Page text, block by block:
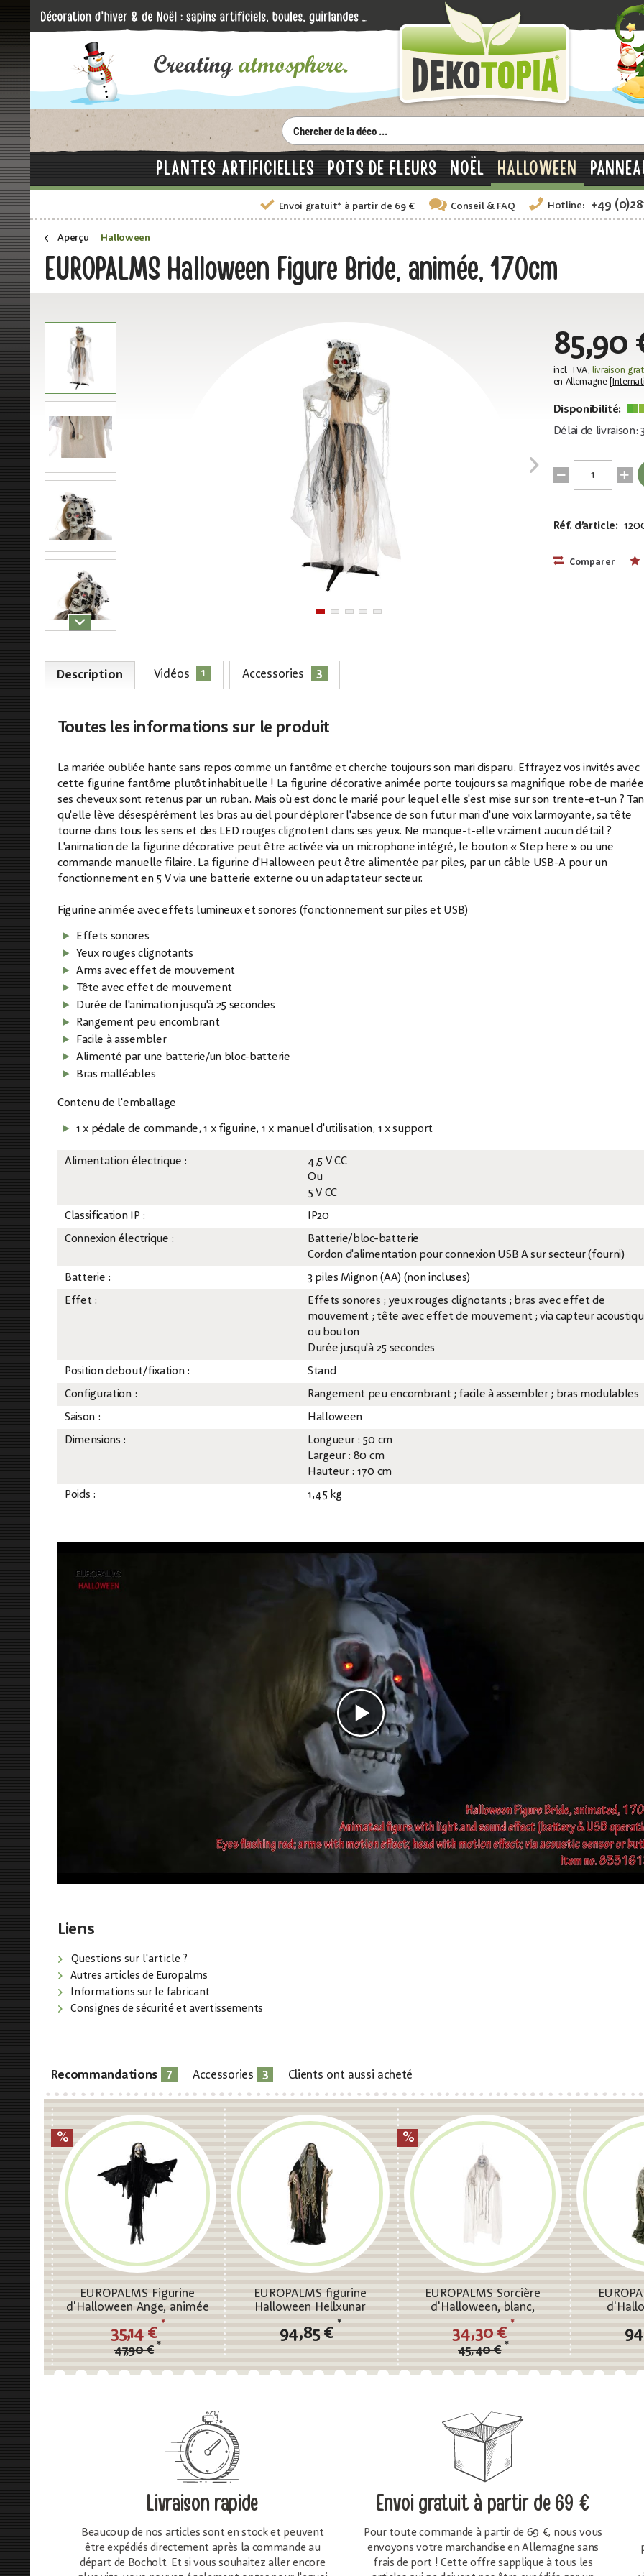
PLANTES ARTIFICIELLES POTS DE FLEURS NOËL HALLOWEEN
Envoi gratuit* à partir de 69 € Conseil& FAQ Hotline: +49
Aperçu Halloween
EUROPALMS Halloween Figure Bride, animée, 170cm
85,90
incl. TVA,livraison
en Allemagne [
Disponibilité:
Délai de livraison:
Réf. d’article:
Comparer
Description Vidéos 1 Accessories 3
Toutes les informations sur le produit
La mariée oubliée hante sans repos comme un fantôme et cherche toujours son mari disparu. Effrayez vos invités avec
cette figurine fantôme plutôt inhabituelle ! La figurine décorative animée porte toujours sa magnifique robe de
ses cheveux sont retenus par un ruban. Mais où est donc le marié pour lequel elle s'est mise sur son trente-et-un ?
qu'elle lève désespérément les bras au ciel pour déplorer l'absence de son futur mari d'une voix larmoyante, sa tête
tourne dans tous les sens et des LED rouges clignotent dans ses yeux. Ne manque-t-elle vraiment aucun détail ?
L'animation de la figurine décorative peut être activée via un microphone intégré, le bouton « Step here » ou une
commande manuelle filaire. La figurine d'Halloween peut être alimentée par piles, par un câble USB-A pour un
fonctionnement en 5 V via une batterie externe ou un adaptateur secteur.
Figurine animée avec effets lumineux et sonores (fonctionnement sur piles et USB)
Effets sonores
Yeux rouges clignotants
Arms avec effet de mouvement
Tête avec effet de mouvement
Durée de l'animation jusqu'à 25 secondes
Rangement peu encombrant
Facile à assembler
Alimenté par une batterie/un bloc-batterie
Bras malléables
Contenu de l'emballage
1 x pédale de commande, 1 x figurine, 1 x manuel d'utilisation, 1 x support
Alimentation électrique :
4,5 V CC
Ou
5 V CC
Classification IP :
IP20
Connexion électrique :
Batterie/bloc-batterie
Cordon d'alimentation pour connexion USB A sur secteur (fourni)
Batterie :
3 piles Mignon (AA) (non incluses)
Effet :
Effets sonores ; yeux rouges clignotants ; bras avec effet de
mouvement ; tête avec effet de mouvement ; via capteur
ou bouton
Durée jusqu'à 25 secondes
Position debout/fixation :
Stand
Configuration :
Rangement peu encombrant ; facile à assembler ; bras modulables
Saison :
Halloween
Dimensions :
Longueur : 50 cm
Largeur : 80 cm
Hauteur : 170 cm
Poids :
1,45 kg
Liens
Questions sur l'article ?
Autres articles de Europalms
Informations sur le fabricant
Consignes de sécurité et avertissements
Recommandations 7 Accessories 3 Clients ont aussi acheté
EUROPALMS Figurine
d'Halloween Ange, animée
47,90 € *
35,14 €
*
EUROPALMS figurine
Halloween Hellxunar
94,85 €
*
EUROPALMS Sorcière
d'Halloween, blanc,
170x50x20cm
45,40 € *
34,30 €
*
Livraison rapide
Beaucoup de nos articles sont en stock et peuvent
être expédiés directement après la commande au
départ de Bocholt. Et si vous souhaitez aller encore
Envoi gratuità partir de 69 €
Pour toute commande à partir de 69 €, nous vous
envoyons votre marchandise en Allemagne sans
frais de port ! Cette offre sapplique à tous les